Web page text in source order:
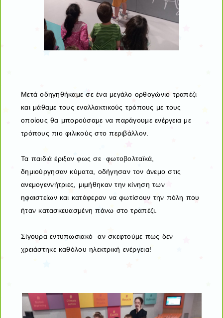
Μετά οδηγηθήκαμε σε ένα μεγάλο ορθογώνιο τραπέζι
και μάθαμε τους εναλλακτικούς τρόπους με τους
οποίους θα μπορούσαμε να παράγουμε ενέργεια με
τρόπους πιο φιλικούς στο περιβάλλον.
Τα παιδιά έριξαν φως σε φωτοβολταϊκά,
δημιούργησαν κύματα, οδήγησαν τον άνεμο στις
ανεμογεννήτριες, μιμήθηκαν την κίνηση των
ηφαιστείων και κατάφεραν να φωτίσουν την πόλη που
ήταν κατασκευασμένη πάνω στο τραπέζι.
Σίγουρα εντυπωσιακό αν σκεφτούμε πως δεν
χρειάστηκε καθόλου ηλεκτρική ενέργεια!